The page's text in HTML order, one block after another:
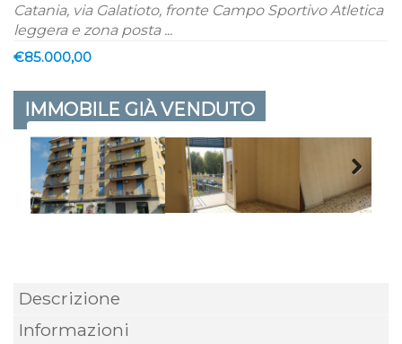
Catania, via Galatioto, fronte Campo Sportivo Atletica
leggera e zona posta ...
€85.000,00
IMMOBILE GIÀ VENDUTO
Descrizione
Informazioni